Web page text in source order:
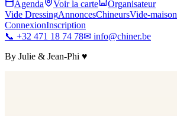
Agenda
Voir la carte
Organisateur
Vide DressingAnnoncesChineursVide-maison
ConnexionInscription
📞 +32 471 18 74 78✉ info@chiner.be
By Julie & Jean-Phi ♥